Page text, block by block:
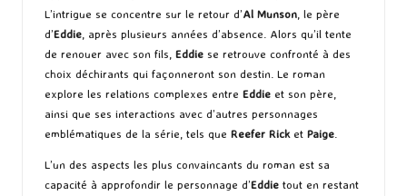
L’intrigue se concentre sur le retour d’Al Munson, le père
d’Eddie, après plusieurs années d’absence. Alors qu’il tente
de renouer avec son fils, Eddie se retrouve confronté à des
choix déchirants qui façonneront son destin. Le roman
explore les relations complexes entre Eddie et son père,
ainsi que ses interactions avec d’autres personnages
emblématiques de la série, tels que Reefer Ricket Paige.
L’un des aspects les plus convaincants du roman est sa
capacité à approfondir le personnage d’Eddie tout en restant